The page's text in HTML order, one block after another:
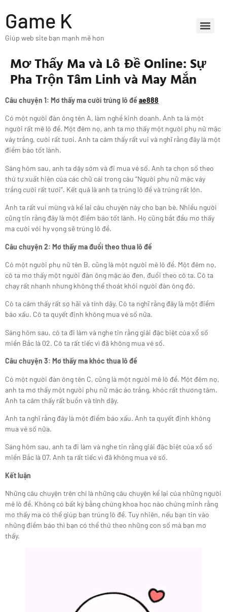
Game K
Giúp web site bạn mạnh mẽ hơn
Mơ Thấy Ma và Lô Đề Online: Sự
Pha Trộn Tâm Linh và May Mắn
Câu chuyện 1: Mơ thấy ma cười trúng lô đề ae888
Có một người đàn ông tên A, làm nghề kinh doanh. Anh ta là một
người rất mê lô đề. Một đêm nọ, anh ta mơ thấy một người phụ nữ mặc
váy trắng, cười rất tươi. Anh ta cảm thấy rất vui và nghĩ rằng đây là một
điềm báo tốt lành.
Sáng hôm sau, anh ta dậy sớm và đi mua vé số. Anh ta chọn số theo
thứ tự xuất hiện của các chữ cái trong câu “Người phụ nữ mặc váy
trắng cười rất tươi”. Kết quả là anh ta trúng lô đề và trúng rất lớn.
Anh ta rất vui mừng và kể lại câu chuyện này cho bạn bè. Nhiều người
cũng tin rằng đây là một điềm báo tốt lành. Họ cũng bắt đầu mơ thấy
ma cười với hy vọng sẽ trúng lô đề.
Câu chuyện 2: Mơ thấy ma đuổi theo thua lô đề
Có một người phụ nữ tên B, cũng là một người mê lô đề. Một đêm nọ,
cô ta mơ thấy một người đàn ông mặc áo đen, đuổi theo cô ta. Cô ta
chạy rất nhanh nhưng không thể thoát khỏi người đàn ông đó.
Cô ta cảm thấy rất sợ hãi và tỉnh dậy. Cô ta nghĩ rằng đây là một điềm
báo xấu. Cô ta quyết định không mua vé số nữa.
Sáng hôm sau, cô ta đi làm và nghe tin rằng giải đặc biệt của xổ số
miền Bắc là 02. Cô ta rất tiếc vì đã không mua vé số.
Câu chuyện 3: Mơ thấy ma khóc thua lô đề
Có một người đàn ông tên C, cũng là một người mê lô đề. Một đêm nọ,
anh ta mơ thấy một người phụ nữ mặc áo trắng, khóc rất thương tâm.
Anh ta cảm thấy rất buồn và tỉnh dậy.
Anh ta nghĩ rằng đây là một điềm báo xấu. Anh ta quyết định không
mua vé số nữa.
Sáng hôm sau, anh ta đi làm và nghe tin rằng giải đặc biệt của xổ số
miền Bắc là 07. Anh ta rất tiếc vì đã không mua vé số.
Kết luận
Những câu chuyện trên chỉ là những câu chuyện kể lại của những người
mê lô đề. Không có bất kỳ bằng chứng khoa học nào chứng minh rằng
mơ thấy ma có thể giúp bạn trúng lô đề. Tuy nhiên, nếu bạn tin vào
những điềm báo thì bạn có thể thử theo những con số mà bạn mơ
thấy.